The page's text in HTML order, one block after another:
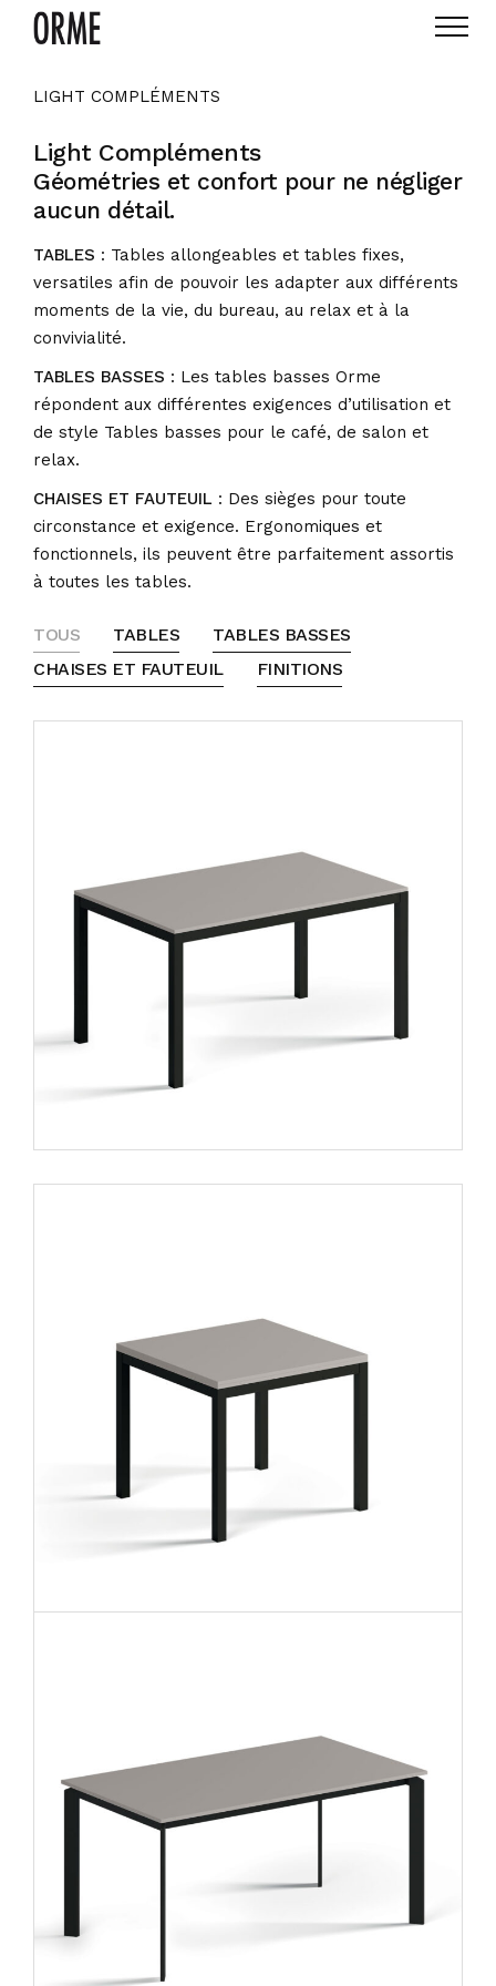
LIGHT COMPLÉMENTS
Light Compléments
Géométries et confort pour ne négliger
aucun détail.
TABLES : Tables allongeables et tables fixes,
versatiles afin de pouvoir les adapter aux différents
moments de la vie, du bureau, au relax et à la
convivialité.
TABLES BASSES : Les tables basses Orme
répondent aux différentes exigences d’utilisation et
de style Tables basses pour le café, de salon et
relax.
CHAISES ET FAUTEUIL : Des sièges pour toute
circonstance et exigence. Ergonomiques et
fonctionnels, ils peuvent être parfaitement assortis
à toutes les tables.
TOUS TABLES
TABLES BASSES
CHAISES ET FAUTEUIL
FINITIONS